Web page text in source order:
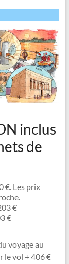
inclus
de
€. Les prix
€
€
voyage au
le vol + 406 €